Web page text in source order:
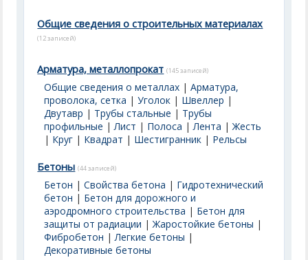
Общие сведения о строительных материалах
(12 записей)
Арматура, металлопрокат (145 записей)
Общие сведения о металлах |Арматура,
проволока, сетка |Уголок | Швеллер |
Двутавр | Трубы стальные | Трубы
профильные |Лист | Полоса |Лента |Жесть
| Круг | Квадрат | Шестигранник | Рельсы
Бетоны (44 записей)
Бетон |Свойства бетона | Гидротехнический
бетон | Бетон для дорожного и
аэродромного строительства | Бетон для
защиты от радиации |Жаростойкие бетоны |
Фибробетон |Легкие бетоны |
Декоративные бетоны